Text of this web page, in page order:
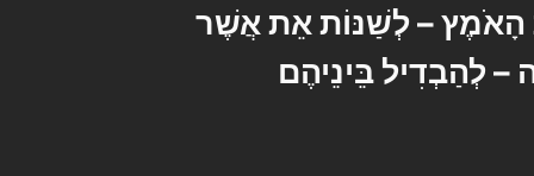
– לְשַׁנּוֹת אֵת אֲשֶׁר